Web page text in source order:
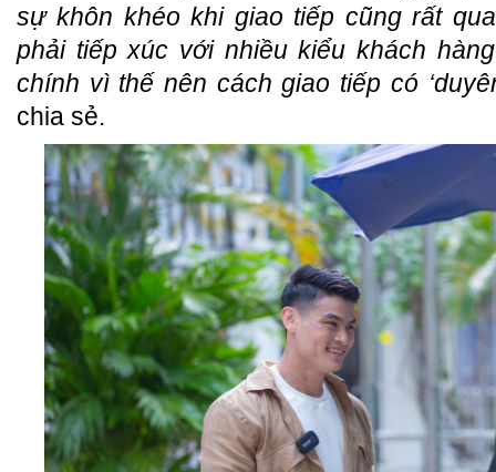
sự khôn khéo khi giao tiếp cũng rất
phải tiếp xúc với nhiều kiểu khách
chính vì thế nên cách giao tiếp có
chia sẻ.